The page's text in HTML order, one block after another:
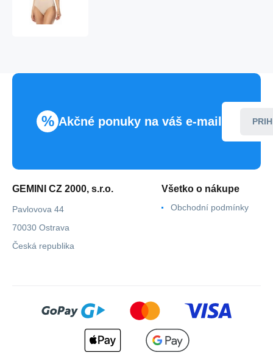
% Akčné ponuky na váš e-mail
GEMINI CZ 2000, s.r.o.
Pavlovova 44
70030 Ostrava
Česká republika
Všetko o nákupe
Obchodní podmínky